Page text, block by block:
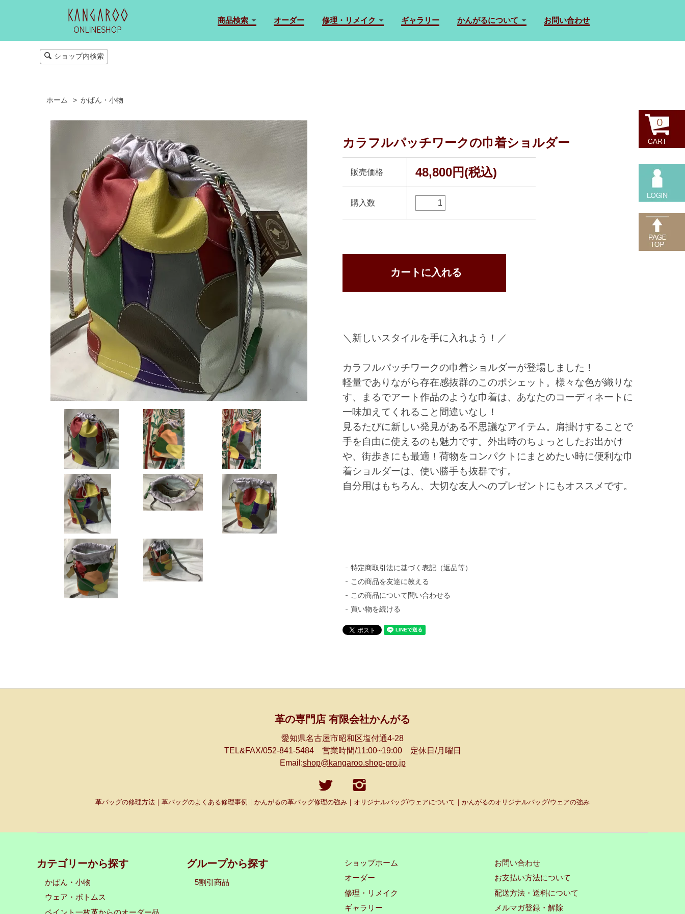
商品検索 オーダー 修理・リメイク ギャラリー かんがるについて お問い合わせ
ショップ内検索
ホーム > かばん・小物
カラフルパッチワークの巾着ショルダー
販売価格 48,800円(税込)
購入数
＼新しいスタイルを手に入れよう！／
カラフルパッチワークの巾着ショルダーが登場しました！
軽量でありながら存在感抜群のこのポシェット。様々な色が織りな
す、まるでアート作品のような巾着は、あなたのコーディネートに
一味加えてくれること間違いなし！
見るたびに新しい発見がある不思議なアイテム。肩掛けすることで
手を自由に使えるのも魅力です。外出時のちょっとしたお出かけ
や、街歩きにも最適！荷物をコンパクトにまとめたい時に便利な巾
着ショルダーは、使い勝手も抜群です。
自分用はもちろん、大切な友人へのプレゼントにもオススメです。
特定商取引法に基づく表記（返品等）
この商品を友達に教える
この商品について問い合わせる
買い物を続ける
革の専門店 有限会社かんがる
愛知県名古屋市昭和区塩付通4-28
TEL&FAX/052-841-5484 営業時間/11:00~19:00 定休日/月曜日
Email:shop@kangaroo.shop-pro.jp
革バッグの修理方法｜革バッグのよくある修理事例｜かんがるの革バッグ修理の強み｜オリジナルバッグ/ウェアについて｜かんがるのオリジナルバッグ/ウェアの強み
カテゴリーから探す
かばん・小物
ウェア・ボトムス
ペイント一枚革からのオーダー品
グループから探す
5割引商品
ショップホーム
オーダー
修理・リメイク
ギャラリー
お問い合わせ
お支払い方法について
配送方法・送料について
メルマガ登録・解除